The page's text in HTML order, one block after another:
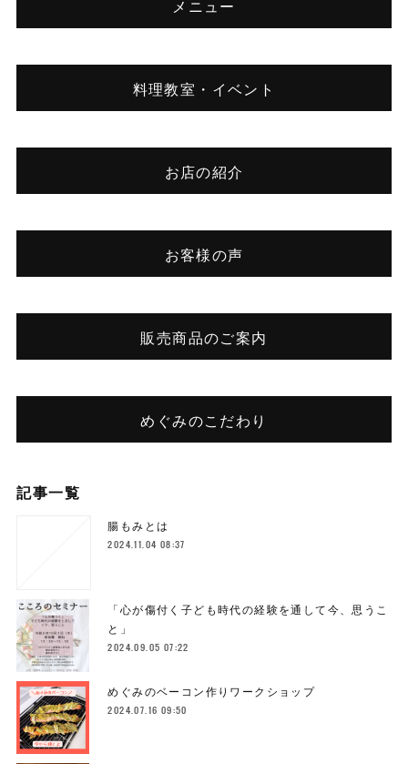
メニュー
料理教室・イベント
お店の紹介
お客様の声
販売商品のご案内
めぐみのこだわり
記事一覧
腸もみとは
2024.11.04 08:37
「心が傷付く子ども時代の経験を通して今、思うこ
と」
2024.09.05 07:22
めぐみのベーコン作りワークショップ
2024.07.16 09:50